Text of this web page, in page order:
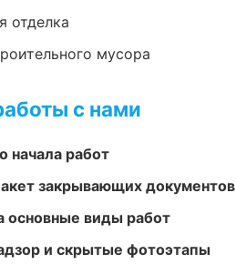
отделка
мусора
с нами
начала работ
закрывающих документов
основные виды работ
и скрытые фотоэтапы